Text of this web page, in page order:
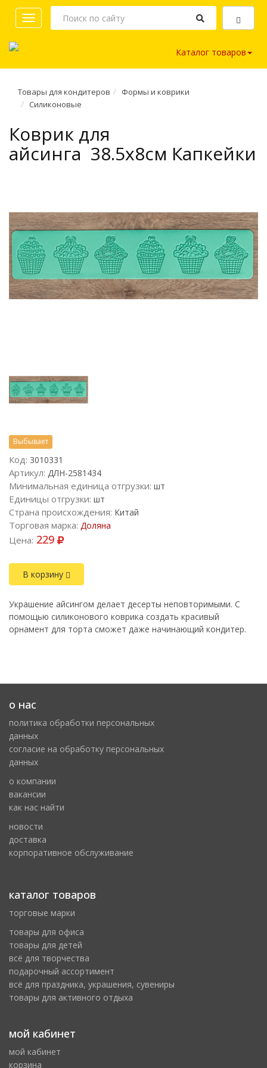
Toggle
navigation
Каталог товаров
Товары для кондитеров
Формы и коврики
Силиконовые
Коврик для
айсинга 38.5х8см Капкейки
Выбывает
Код: 3010331
Артикул: ДЛН-2581434
Минимальная единица отгрузки: шт
Единицы отгрузки: шт
Страна происхождения: Китай
Торговая марка: Доляна
Цена: 229
В корзину
Украшение айсингом делает десерты неповторимыми. С
помощью силиконового коврика создать красивый
орнамент для торта сможет даже начинающий кондитер.
о нас
политика обработки персональных
данных
cогласие на обработку персональных
данных
о компании
вакансии
как нас найти
новости
доставка
корпоративное обслуживание
каталог товаров
торговые марки
товары для офиса
товары для детей
всё для творчества
подарочный ассортимент
всё для праздника, украшения, сувениры
товары для активного отдыха
мой кабинет
мой кабинет
корзина